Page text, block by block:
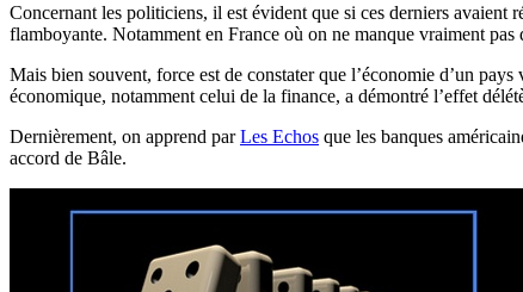
Concernant les politiciens, il est évident que si ces derniers avaient
flamboyante. Notamment en France où on ne manque vraiment
Mais bien souvent, force est de constater que l’économie d’un
économique, notamment celui de la finance, a démontré l’effet
Dernièrement, on apprend parLes Echos que les banques
accord de Bâle.